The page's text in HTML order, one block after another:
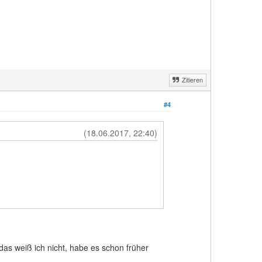
Zitieren
#4
(18.06.2017, 22:40)
weiß ich nicht, habe es schon früher